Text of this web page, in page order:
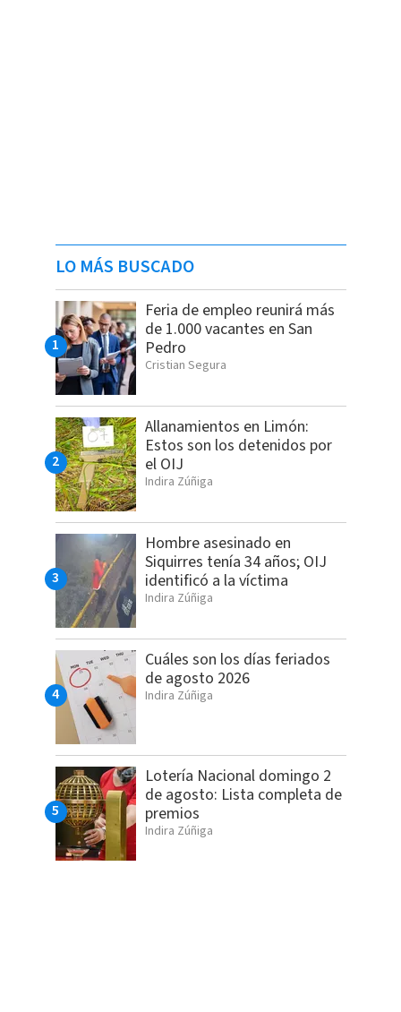
LO MÁS BUSCADO
Feria de empleo reunirá más
de 1.000 vacantes en San
Pedro
Cristian Segura
Allanamientos en Limón:
Estos son los detenidos por
el OIJ
Indira Zúñiga
Hombre asesinado en
Siquirres tenía 34 años; OIJ
identificó a la víctima
Indira Zúñiga
Cuáles son los días feriados
de agosto 2026
Indira Zúñiga
Lotería Nacional domingo 2
de agosto: Lista completa de
premios
Indira Zúñiga